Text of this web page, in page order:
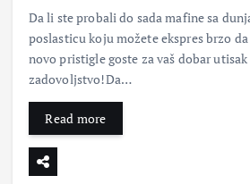
Da li ste probali do sada mafine sa
poslasticu koju možete ekspres brzo
novo pristigle goste za vaš dobar
zadovoljstvo!Da…
Read more